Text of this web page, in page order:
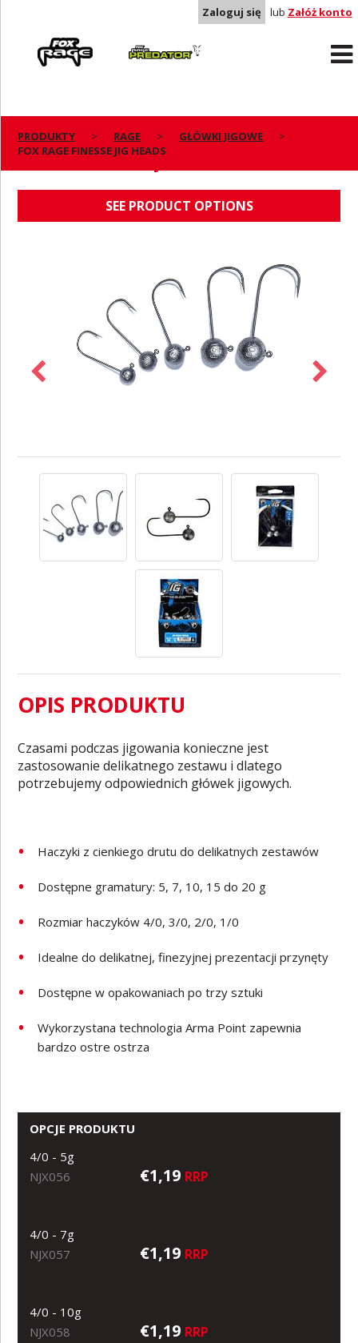
Zaloguj się lub Załóż konto
Predator
PRODUKTY RAGE
GŁÓWKI JIGOWE
FOX RAGE FINESSE JIG HEADS
SEE PRODUCT OPTIONS
OPIS PRODUKTU
Czasami podczas jigowania konieczne jest
zastosowanie delikatnego zestawu i dlatego
potrzebujemy odpowiednich główek jigowych.
Haczyki z cienkiego drutu do delikatnych zestawów
Dostępne gramatury: 5, 7, 10, 15 do 20 g
Rozmiar haczyków 4/0, 3/0, 2/0, 1/0
Idealne do delikatnej, finezyjnej prezentacji przynęty
Dostępne w opakowaniach po trzy sztuki
Wykorzystana technologia Arma Point zapewnia
bardzo ostre ostrza
OPCJE PRODUKTU
4/0 - 5g
NJX056
€1,19 RRP
4/0 - 7g
NJX057
€1,19 RRP
4/0 - 10g
NJX058
€1,19 RRP